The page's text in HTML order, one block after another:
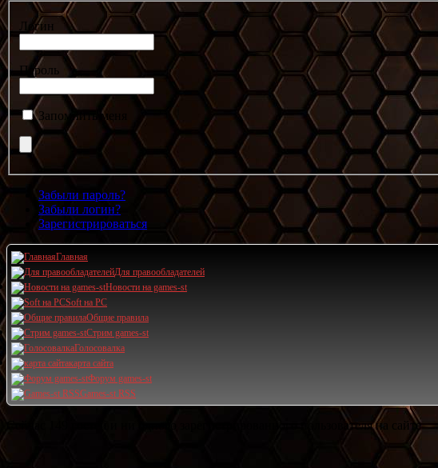
Логин
Пароль
Запомнить меня
Забыли пароль?
Забыли логин?
Зарегистрироваться
Главная
Для правообладателей
Новости на games-st
Soft на PC
Общие правила
Стрим games-st
Голосовалка
карта сайта
Форум games-st
Games-st RSS
Сейчас 149 гостей и ни одного зарегистрированного пользователя на сайте